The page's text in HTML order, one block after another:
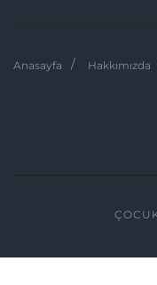
Anasayfa Hakkımızda